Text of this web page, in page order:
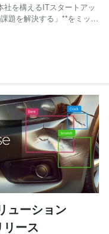
を構えるITスタートアッ
題を解決する」**をミッシ
事業である360°画像×AIソ
ューション
ース